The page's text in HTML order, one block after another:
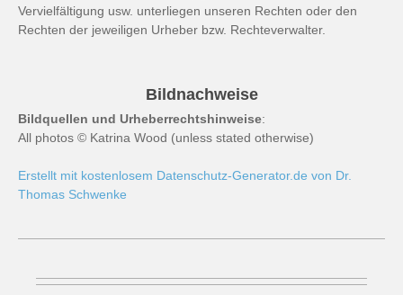
Vervielfältigung usw. unterliegen unseren Rechten oder den
Rechten der jeweiligen Urheber bzw. Rechteverwalter.
Bildnachweise
Bildquellen und Urheberrechtshinweise:
All photos © Katrina Wood (unless stated otherwise)
Erstellt mit kostenlosem Datenschutz-Generator.de von Dr.
Thomas Schwenke